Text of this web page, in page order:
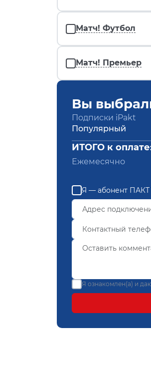
Матч! Футбол
Матч! Премьер
Вы
Подписки iPakt
Популярный
ИТОГО к
Ежемесячно
Я — абонент ПАКТ
Я ознакомлен(а) и